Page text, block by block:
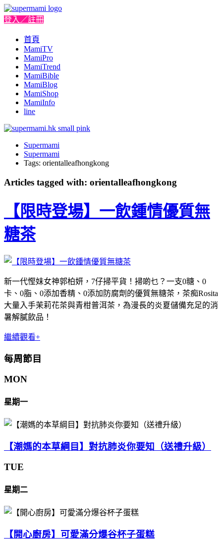
登入／註冊
首頁
MamiTV
MamiPro
MamiTrend
MamiBible
MamiBlog
MamiShop
MamiInfo
line
Supermami
Supermami
Tags: orientalleafhongkong
Articles tagged with: orientalleafhongkong
【限時登場】一飲鍾情優質無
糖茶
新一代慳妹女神郭柏妍，7仔掃平貨！掃啲乜？一支0糖、0
卡、0脂、0添加香精、0添加防腐劑的優質無糖茶，茶痴Rosita
大量入手茉莉花茶與青柑普洱茶，為漫長的炎夏儲備充足的消
暑解膩飲品！
繼續觀看+
每周節目
MON
星期一
【潮媽的本草綱目】對抗肺炎你要知（送禮升級）
TUE
星期二
【開心廚房】可愛滿分爆谷杯子蛋糕